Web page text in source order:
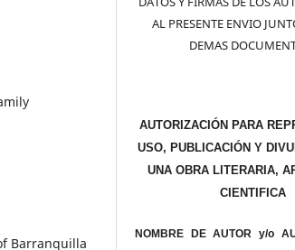
Barranquilla
AL PRESENTE ENVIO
DEMAS
AUTORIZACIÓN PARA
USO, PUBLICACIÓN Y
UNA OBRA LITERARIA,
CIENTIFICA
NOMBRE DE AUTOR y/o